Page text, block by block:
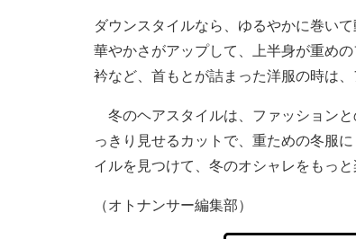
ダウンスタイルなら、ゆるやかに巻い
華やかさがアップして、上半身が重め
衿など、首もとが詰まった洋服の時は
冬のヘアスタイルは、ファッション
っきり見せるカットで、重ための冬服
イルを見つけて、冬のオシャレをもっと
（オトナンサー編集部）